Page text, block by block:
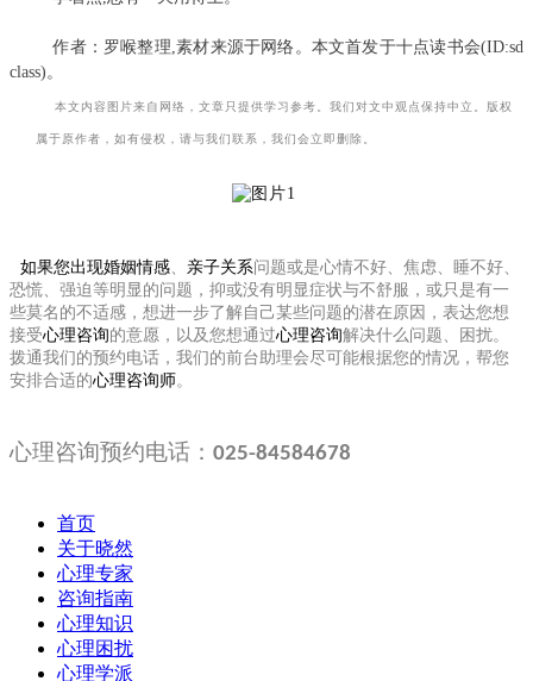
作者： 罗喉整理,素材来源于网络。本文首发于十点读书会(ID:sd
class)。
本文内容图片来自网络，文章只提供学习参考。我们对文中观点保持中立。版权
属于原作者，如有侵权，请与我们联系，我们会立即删除。
如果您出现婚姻情感、 亲子关系问题或是心情不好、焦虑、睡不好、
恐慌、强迫等明显的问题，抑或没有明显症状与不舒服，或只是有一
些莫名的不适感，想进一步了解自己某些问题的潜在原因，表达您想
接受心理咨询的意愿，以及您想通过心理咨询解决什么问题、困扰。
拨通我们的预约电话，我们的前台助理会尽可能根据您的情况，帮您
安排合适的心理咨询师。
心理咨询预约电话： 025-84584678
首页
关于晓然
心理专家
咨询指南
心理知识
心理困扰
心理学派